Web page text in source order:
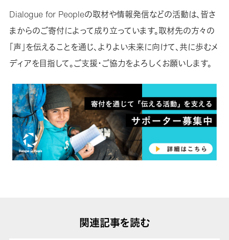
Dialogue for Peopleの取材や情報発信などの活動は、皆さ
まからのご寄付によって成り立っています。取材先の方々の
「声」を伝えることを通じ、よりよい未来に向けて、共に歩むメ
ディアを目指して。ご支援・ご協力をよろしくお願いします。
関連記事を読む